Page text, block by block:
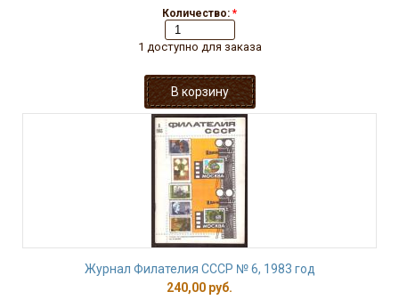
Количество: *
1 доступно для заказа
Журнал Филателия СССР № 6, 1983 год
240,00 руб.